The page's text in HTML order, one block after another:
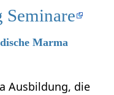
Seminare
Marma
Ausbildung, die